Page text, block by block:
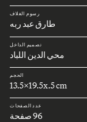
رسوم الغلاف
طارق عبد ربه
تصميم الداخل
محي الدين اللباد
الحجم
13.5x19.5x.5 cm
عدد الصفحات
96 صفحة